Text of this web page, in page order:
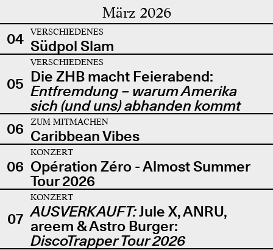
März 2026
04 VERSCHIEDENES
Südpol Slam
05
VERSCHIEDENES
Die ZHB macht Feierabend:
Entfremdung – warum Amerika
sich (und uns) abhanden kommt
06
ZUM MITMACHEN
Caribbean Vibes
06
KONZERT
Opération Zéro - Almost Summer
Tour 2026
07
KONZERT
AUSVERKAUFT:Jule X, ANRU,
areem & Astro Burger:
DiscoTrapper Tour 2026